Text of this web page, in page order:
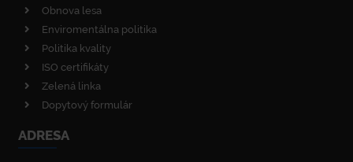
Obnova lesa
Enviromentálna politika
Politika kvality
ISO certifikáty
Zelená linka
Dopytový formulár
ADRESA